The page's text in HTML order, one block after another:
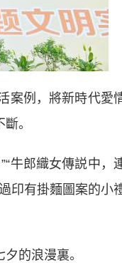
案例，將新時代愛
。
牛郎織女傳説中，
印有掛麵圖案的小
的浪漫裏。